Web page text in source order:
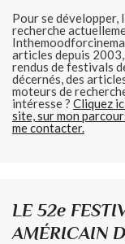
Pour se développer,
recherche
articles depuis
rendus de festivals
décernés, des
moteurs de
intéresse ? Cliquez
site, sur mon
me contacter.
LE 52e
AMÉRICAIN